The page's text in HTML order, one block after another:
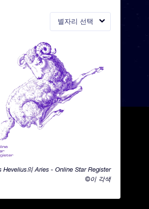
별자리 선택
Hevelius의 Aries - Online Star Register
©이 각색